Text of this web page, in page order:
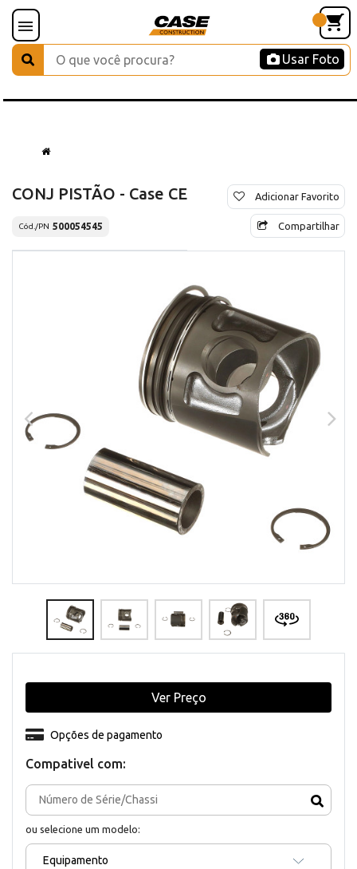
Usar Foto
CONJ PISTÃO - Case CE
Cód./PN 500054545
Adicionar Favorito
Compartilhar
Compativel com:
ou selecione um modelo:
Equipamento
Opções de pagamento
Ver Preço